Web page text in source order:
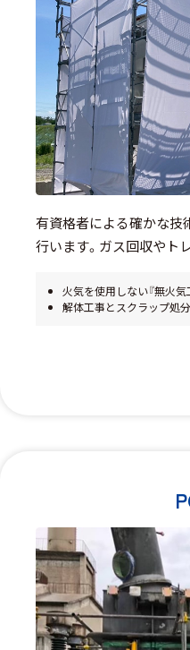
有資格者による確かな技
行います。ガス回収やト
火気を使用しない『無火
解体工事とスクラップ処